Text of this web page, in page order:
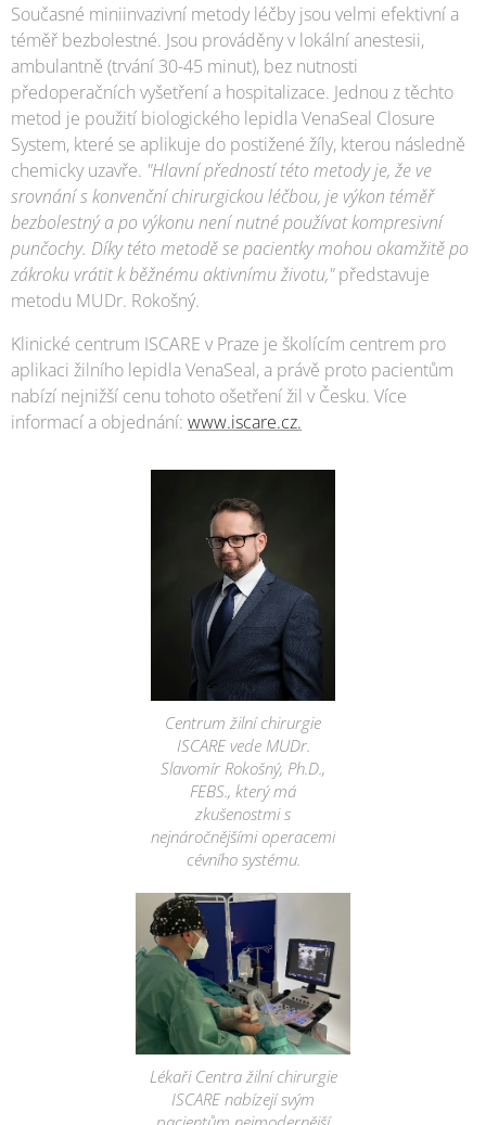
Současné miniinvazivní metody léčby jsou velmi efektivní a
téměř bezbolestné. Jsou prováděny v lokální anestesii,
ambulantně (trvání 30-45 minut), bez nutnosti
předoperačních vyšetření a hospitalizace. Jednou z těchto
metod je použití biologického lepidla VenaSeal Closure
System, které se aplikuje do postižené žíly, kterou následně
chemicky uzavře. "Hlavní předností této metody je, že ve
srovnání s konvenční chirurgickou léčbou, je výkon téměř
bezbolestný a po výkonu není nutné používat kompresivní
punčochy. Díky této metodě se pacientky mohou okamžitě po
zákroku vrátit k běžnému aktivnímu životu,"představuje
metodu MUDr. Rokošný.
Klinické centrum ISCARE v Praze je školícím centrem pro
aplikaci žilního lepidla VenaSeal, a právě proto pacientům
nabízí nejnižší cenu tohoto ošetření žil v Česku. Více
informací a objednání: www.iscare.cz.
Centrum žilní chirurgie
ISCARE vede MUDr.
Slavomír Rokošný, Ph.D.,
FEBS., který má
zkušenostmi s
nejnáročnějšími operacemi
cévního systému.
Lékaři Centra žilní chirurgie
ISCARE nabízejí svým